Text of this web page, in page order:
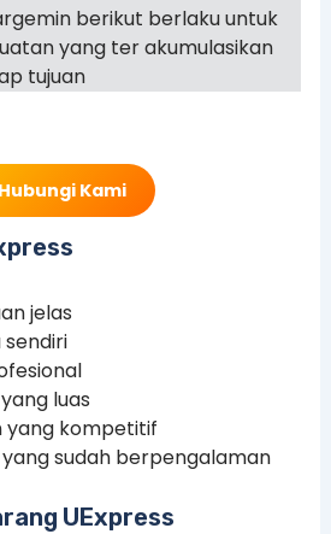
berikut berlaku untuk
yang ter akumulasikan
tujuan
Hubungi Kami
jelas
luas
yang kompetitif
sudah berpengalaman
UExpress